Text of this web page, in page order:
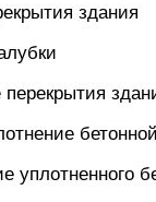
здания
уплотненного